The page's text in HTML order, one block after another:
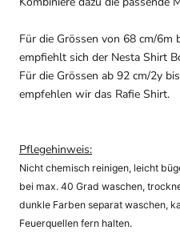
Für die Grössen von 68 cm/6m
empfiehlt sich der Nesta Shirt
Für die Grössen ab 92 cm/2y
empfehlen wir das Rafie Shirt.
Pflegehinweis:
Nicht chemisch reinigen, leicht
bei max. 40 Grad waschen,
dunkle Farben separat waschen,
Feuerquellen fern halten.